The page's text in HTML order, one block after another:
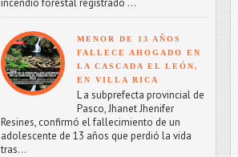
incendio forestal registrado ...
MENOR DE 13 AÑOS
FALLECE AHOGADO EN
LA CASCADA EL LEÓN,
EN VILLA RICA
L a subprefecta provincial de
Pasco, Jhanet Jhenifer
Resines, confirmó el fallecimiento de un
adolescente de 13 años que perdió la vida
tras...